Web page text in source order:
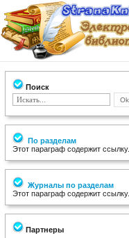
Поиск
По разделам
Этот параграф содержит ссылку.
Журналы по разделам
Этот параграф содержит ссылку.
Партнеры